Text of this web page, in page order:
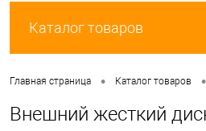
Каталог товаров
Главная страница • Каталог товаров •
Внешний жесткий